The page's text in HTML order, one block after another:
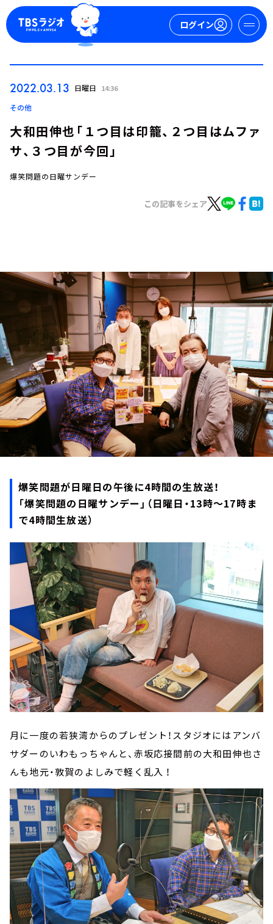
ログイン
お知らせ
イベント・グッズ
YouTube
会社情報
2022.03.13 日曜日 14:36
その他
大和田伸也「１つ目は印籠、２つ目はムファ
サ、３つ目が今回」
爆笑問題の日曜サンデー
この記事をシェア
爆笑問題が日曜日の午後に4時間の生放送！
「爆笑問題の日曜サンデー」（日曜日・13時～17時ま
で4時間生放送）
月に一度の若狭湾からのプレゼント！スタジオにはアンバ
サダーのいわもっちゃんと、赤坂応接間前の大和田伸也さ
んも地元・敦賀のよしみで軽く乱入 ！